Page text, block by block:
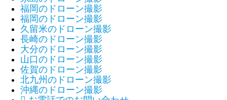
福岡のドローン撮影
福岡のドローン撮影
久留米のドローン撮影
長崎のドローン撮影
大分のドローン撮影
山口のドローン撮影
佐賀のドローン撮影
北九州のドローン撮影
沖縄のドローン撮影